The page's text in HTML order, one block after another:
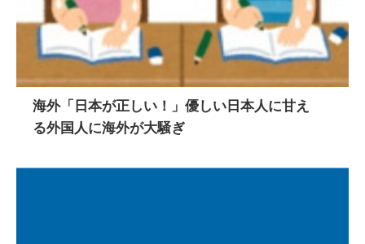
海外「日本が正しい！」優しい日本人に甘え
る外国人に海外が大騒ぎ